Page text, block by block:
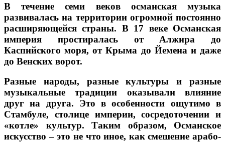
В течение семи веков османская музыка
развивалась на территории огромной постоянно
расширяющейся страны. В 17 веке Османская
империя простиралась от Алжира до
Каспийского моря, от Крыма до Йемена и даже
до Венских ворот.
Разные народы, разные культуры и разные
музыкальные традиции оказывали влияние
друг на друга. Это в особенности ощутимо в
Стамбуле, столице империи, сосредоточении и
«котле» культур. Таким образом, Османское
искусство – это не что иное, как смешение арабо-